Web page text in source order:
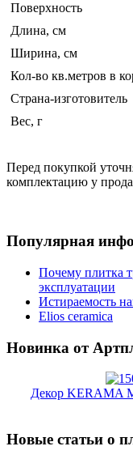
Поверхность
Длина, см
Ширина, см
Кол-во кв.метров в
Страна-изготовитель
Вес, г
Перед покупкой
комплектацию у
Популярная
Почему плитка
эксплуатации
Истираемость
Elios ceramica
Новинка от
Декор KERAMA
Новые статьи о